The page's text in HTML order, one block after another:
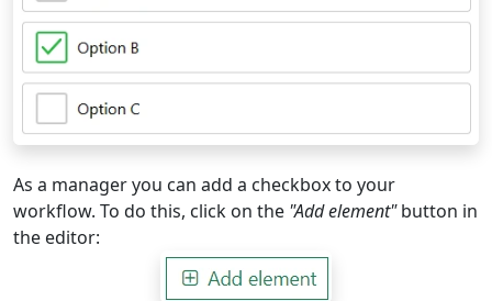
As a manager you can add a checkbox to your
workflow. To do this, click on the "Add element"button in
the editor: